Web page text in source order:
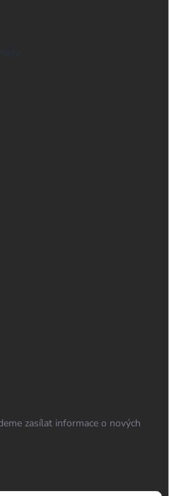
zasílat informace o nových